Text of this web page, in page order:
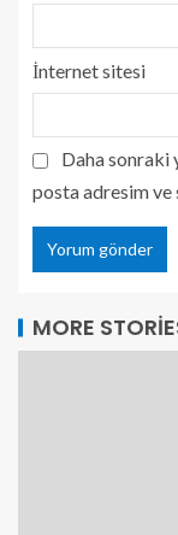
İnternet sitesi
Daha sonraki
posta adresim ve
MORE